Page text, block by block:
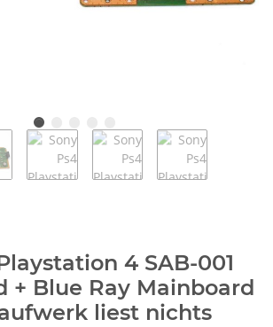
4 SAB-001
+ Blue Ray Mainboard
liest nichts